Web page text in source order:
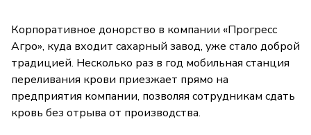
Корпоративное донорство в компании «Прогресс
Агро», куда входит сахарный завод, уже стало доброй
традицией. Несколько раз в год мобильная станция
переливания крови приезжает прямо на
предприятия компании, позволяя сотрудникам сдать
кровь без отрыва от производства.